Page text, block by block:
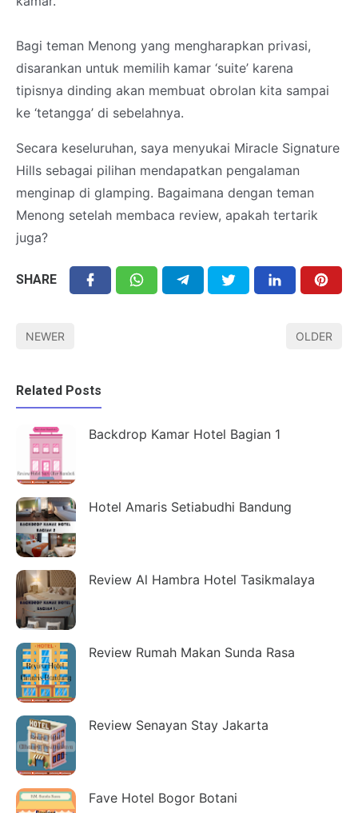
Bagi teman Menong yang mengharapkan privasi,
disarankan untuk memilih kamar ‘suite’ karena
tipisnya dinding akan membuat obrolan kita sampai
ke ‘tetangga’ di sebelahnya.
Secara keseluruhan, saya menyukai Miracle Signature
Hills sebagai pilihan mendapatkan pengalaman
menginap di glamping. Bagaimana dengan teman
Menong setelah membaca review, apakah tertarik
juga?
SHARE
NEWER OLDER
Related Posts
Backdrop Kamar Hotel Bagian 1
Hotel Amaris Setiabudhi Bandung
Review Al Hambra Hotel Tasikmalaya
Review Rumah Makan Sunda Rasa
Review Senayan Stay Jakarta
Fave Hotel Bogor Botani